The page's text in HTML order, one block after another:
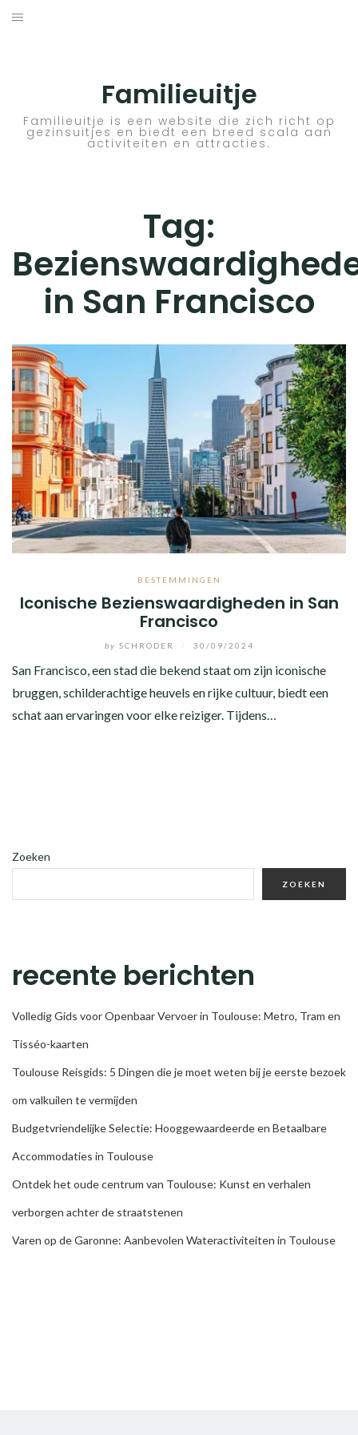
Skip
Familieuitje
Familieuitje is een website die zich richt op
gezinsuitjes en biedt een breed scala aan
activiteiten en attracties.
Tag:
in San Francisco
BESTEMMINGEN
Iconische Bezienswaardigheden in San
Francisco
by SCHRODER 30/09/2024
San Francisco, een stad die bekend staat om zijn iconische
bruggen, schilderachtige heuvels en rijke cultuur, biedt een
schat aan ervaringen voor elke reiziger. Tijdens…
Zoeken
ZOEKEN
recente berichten
Volledig Gids voor Openbaar Vervoer in Toulouse: Metro, Tram en
Tisséo-kaarten
Toulouse Reisgids: 5 Dingen die je moet weten bij je eerste bezoek
om valkuilen te vermijden
Budgetvriendelijke Selectie: Hooggewaardeerde en Betaalbare
Accommodaties in Toulouse
Ontdek het oude centrum van Toulouse: Kunst en verhalen
verborgen achter de straatstenen
Varen op de Garonne: Aanbevolen Wateractiviteiten in Toulouse
HOTELTIPS